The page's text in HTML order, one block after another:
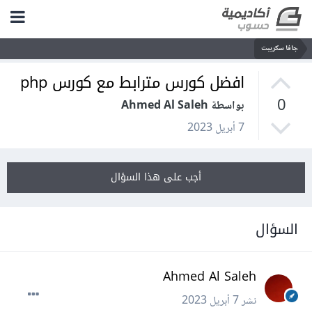
جافا سكريبت
0
افضل كورس مترابط مع كورس php
بواسطة Ahmed Al Saleh
7 أبريل 2023
أجب على هذا السؤال
السؤال
Ahmed Al Saleh
نشر7 أبريل 2023